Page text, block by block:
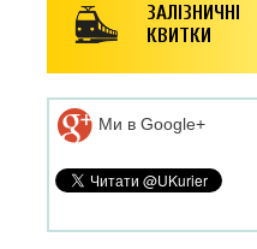
ЗАЛІЗНИЧНІ
КВИТКИ
Ми в Google+